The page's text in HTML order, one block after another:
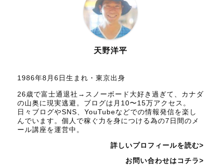
天野洋平
1986年8月6日生まれ・東京出身
26歳で富士通退社→スノーボード大好き過ぎて、カナダ
の山奥に現実逃避。ブログは月10〜15万アクセス。
日々ブログやSNS、YouTubeなどでの情報発信を楽し
んでいます。個人で稼ぐ力を身につける為の7日間のメ
ール講座を運営中。
詳しいプロフィールを読む>
お問い合わせはコチラ>